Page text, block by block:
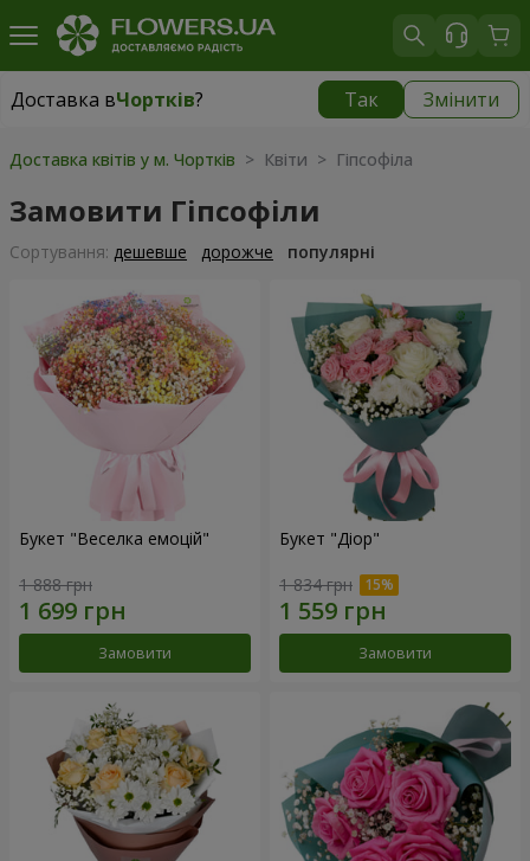
Доставка вЧортків? Так Змінити
Доставка вЧортків|
Доставка квітів у м. Чортків > Квіти > Гіпсофіла
Замовити Гіпсофіли
Сортування: дешевше дорожче популярні
Букет "Веселка емоцій"
1 888 грн
Замовити
Букет "Діор"
1 834 грн
Замовити